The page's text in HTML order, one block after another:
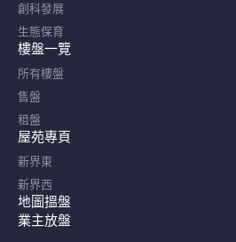
創科發展
生態保育
樓盤一覽
所有樓盤
售盤
租盤
屋苑專頁
新界東
新界西
地圖搵盤
業主放盤